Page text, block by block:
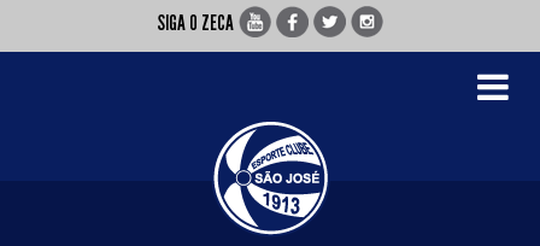
SIGA O ZECA
Toggle